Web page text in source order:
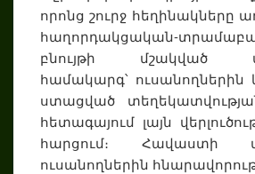
որոնց շուրջ հեղինակները
հաղորդակցական-
բնույթի մշակված
համակարգ՝ ուսանողներին
ստացված
հետագայում լայն
հարցում։ Հավաստի
ուսանողներին